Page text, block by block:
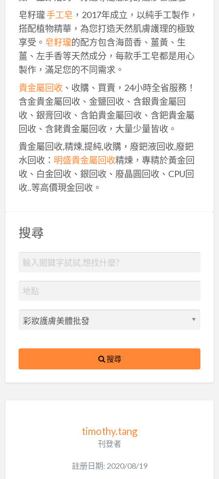
皂籽瓏手工皂 ，2017年成立，以純手工製作，
搭配植物精華，為您打造天然肌膚護理的極致
享受。 皂籽瓏的配方包含海茴香、薑黃、生
薑、左手香等天然成分，每款手工皂都是用心
製作，滿足您的不同需求。
貴金屬回收、收購、買賣，24小時全省服務！
含金貴金屬回收、金鹽回收、含銀貴金屬回
收、銀膏回收、含鉑貴金屬回收、含鈀貴金屬
回收、含銠貴金屬回收，大量少量皆收。
貴金屬回收,精煉,提純,收購，廢鈀液回收,廢鈀
水回收： 明盛貴金屬回收精煉，專精於黃金回
收、白金回收、銀回收、廢晶圓回收、CPU回
收..等高價現金回收。
搜尋
搜尋
timothy.tang
刊登者
註册日期: 2020/08/19